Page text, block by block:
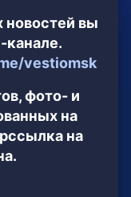
вы
канале.
vestiomsk
фото- и
на
на